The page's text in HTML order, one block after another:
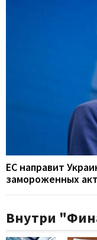
ЕС направит
замороженных
Внутри